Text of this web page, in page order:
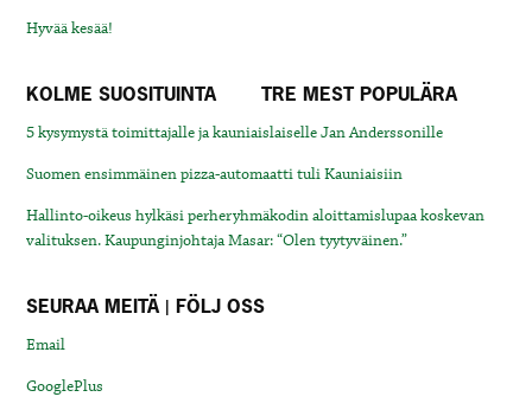
Hyvää kesää!
KOLME SUOSITUINTA TRE MEST POPULÄRA
5 kysymystä toimittajalle ja kauniaislaiselle Jan Anderssonille
Suomen ensimmäinen pizza-automaatti tuli Kauniaisiin
Hallinto-oikeus hylkäsi perheryhmäkodin aloittamislupaa koskevan
valituksen. Kaupunginjohtaja Masar: “Olen tyytyväinen.”
SEURAA MEITÄ | FÖLJ OSS
Email
GooglePlus